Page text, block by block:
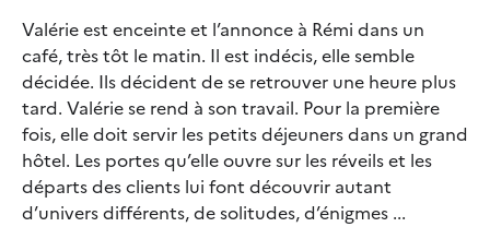
Valérie est enceinte et l’annonce à Rémi dans un
café, très tôt le matin. Il est indécis, elle semble
décidée. Ils décident de se retrouver une heure plus
tard. Valérie se rend à son travail. Pour la première
fois, elle doit servir les petits déjeuners dans un grand
hôtel. Les portes qu’elle ouvre sur les réveils et les
départs des clients lui font découvrir autant
d’univers différents, de solitudes, d’énigmes ...